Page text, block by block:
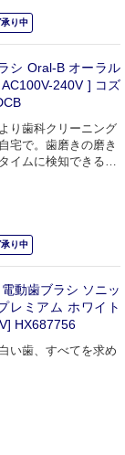
り中
シ Oral-B オーラル
240V ] コズ
り歯科クリーニング
宅で。歯磨きの磨き
イムに検知できる電
り中
動歯ブラシ ソニッ
レミアム ホワイト
HX687756
い歯、すべてを求め